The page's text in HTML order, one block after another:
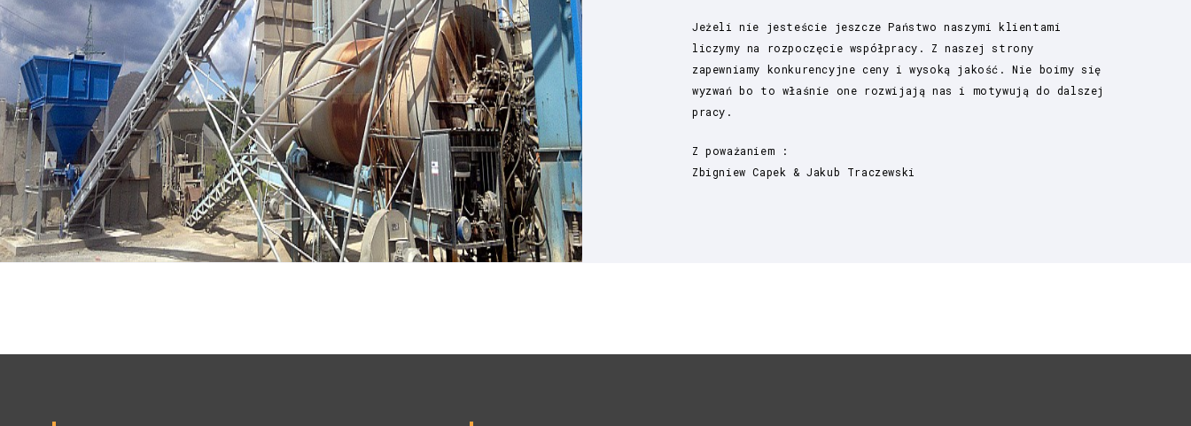
Jeżeli nie jesteście jeszcze Państwo naszymi klientami
liczymy na rozpoczęcie współpracy. Z naszej strony
zapewniamy konkurencyjne ceny i wysoką jakość. Nie boimy się
wyzwań bo to właśnie one rozwijają nas i motywują do dalszej
pracy.
Z poważaniem :
Zbigniew Capek & Jakub Traczewski